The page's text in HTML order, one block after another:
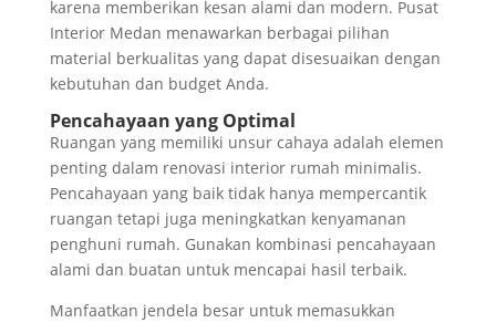
karena memberikan kesan alami dan modern. Pusat
Interior Medan menawarkan berbagai pilihan
material berkualitas yang dapat disesuaikan dengan
kebutuhan dan budget Anda.
Pencahayaan yang Optimal
Ruangan yang memiliki unsur cahaya adalah elemen
penting dalam renovasi interior rumah minimalis.
Pencahayaan yang baik tidak hanya mempercantik
ruangan tetapi juga meningkatkan kenyamanan
penghuni rumah. Gunakan kombinasi pencahayaan
alami dan buatan untuk mencapai hasil terbaik.
Manfaatkan jendela besar untuk memasukkan